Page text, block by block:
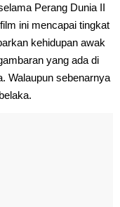
Perang Dunia II
ini mencapai tingkat
kehidupan awak
yang ada di
Walaupun sebenarnya